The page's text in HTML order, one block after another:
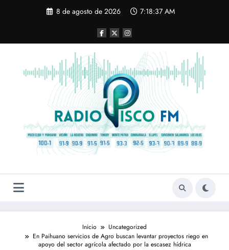
8 de agosto de 2026 7:18:37 AM
Inicio
Uncategorized
En Paihuano servicios de Agro buscan levantar proyectos riego en
apoyo del sector agrícola afectado por la escasez hídrica